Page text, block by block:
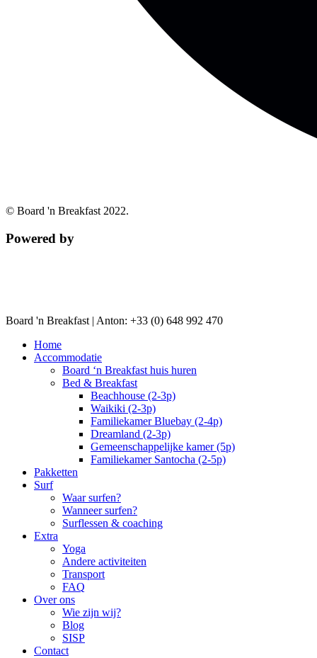
© Board 'n Breakfast 2022.
Powered by
Board 'n Breakfast | Anton: +33 (0) 648 992 470
Home
Accommodatie
Board ‘n Breakfast huis huren
Bed & Breakfast
Beachhouse (2-3p)
Waikiki (2-3p)
Familiekamer Bluebay (2-4p)
Dreamland (2-3p)
Gemeenschappelijke kamer (5p)
Familiekamer Santocha (2-5p)
Pakketten
Surf
Waar surfen?
Wanneer surfen?
Surflessen & coaching
Extra
Yoga
Andere activiteiten
Transport
FAQ
Over ons
Wie zijn wij?
Blog
SISP
Contact